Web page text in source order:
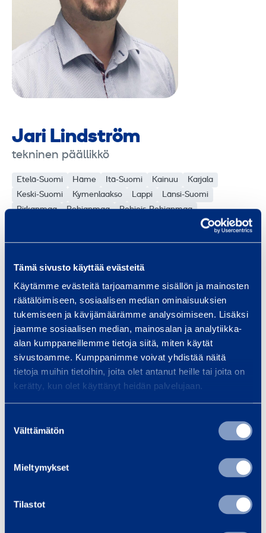
Tämä sivusto käyttää evästeitä
Käytämme evästeitä tarjoamamme sisällön ja mainosten
räätälöimiseen, sosiaalisen median ominaisuuksien
tukemiseen ja kävijämäärämme analysoimiseen. Lisäksi
jaamme sosiaalisen median, mainosalan ja analytiikka-
alan kumppaneillemme tietoja siitä, miten käytät
sivustoamme. Kumppanimme voivat yhdistää näitä
tietoja muihin tietoihin, joita olet antanut heille tai joita on
kerätty, kun olet käyttänyt heidän palvelujaan.
valinta
Välttämätön
Mieltymykset
Tilastot
Jari Lindström
tekninen päällikkö
Etelä-Suomi Häme Itä-Suomi Kainuu
Karjala
Keski-Suomi
Kymenlaakso Lappi
Länsi-Suomi
Pirkanmaa
Pohjanmaa
Pohjois-Pohjanmaa
Savo
jari.lindstrom@ramirent.fi
+358 40 847 8750
Palvelut
Tilat